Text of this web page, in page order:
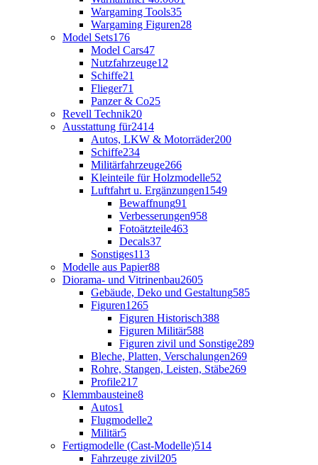
Wargaming Tools35
Wargaming Figuren28
Model Sets176
Model Cars47
Nutzfahrzeuge12
Schiffe21
Flieger71
Panzer & Co25
Revell Technik20
Ausstattung für2414
Autos, LKW & Motorräder200
Schiffe234
Militärfahrzeuge266
Kleinteile für Holzmodelle52
Luftfahrt u. Ergänzungen1549
Bewaffnung91
Verbesserungen958
Fotoätzteile463
Decals37
Sonstiges113
Modelle aus Papier88
Diorama- und Vitrinenbau2605
Gebäude, Deko und Gestaltung585
Figuren1265
Figuren Historisch388
Figuren Militär588
Figuren zivil und Sonstige289
Bleche, Platten, Verschalungen269
Rohre, Stangen, Leisten, Stäbe269
Profile217
Klemmbausteine8
Autos1
Flugmodelle2
Militär5
Fertigmodelle (Cast-Modelle)514
Fahrzeuge zivil205